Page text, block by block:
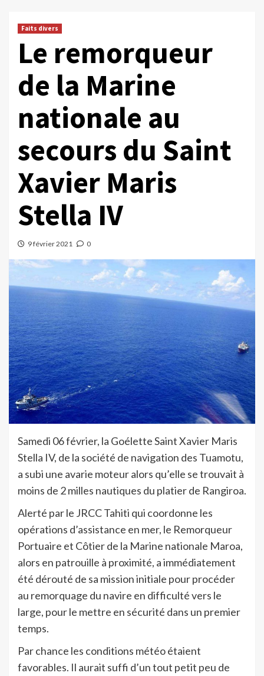
Faits divers
Le remorqueur
de la Marine
nationale au
secours du Saint
Xavier Maris
Stella IV
9 février 2021 0
Samedi 06 février, la Goélette Saint Xavier Maris
Stella IV, de la société de navigation des Tuamotu,
a subi une avarie moteur alors qu’elle se trouvait à
moins de 2 milles nautiques du platier de Rangiroa.
Alerté par le JRCC Tahiti qui coordonne les
opérations d’assistance en mer, le Remorqueur
Portuaire et Côtier de la Marine nationale Maroa,
alors en patrouille à proximité, a immédiatement
été dérouté de sa mission initiale pour procéder
au remorquage du navire en difficulté vers le
large, pour le mettre en sécurité dans un premier
temps.
Par chance les conditions météo étaient
favorables. Il aurait suffi d’un tout petit peu de